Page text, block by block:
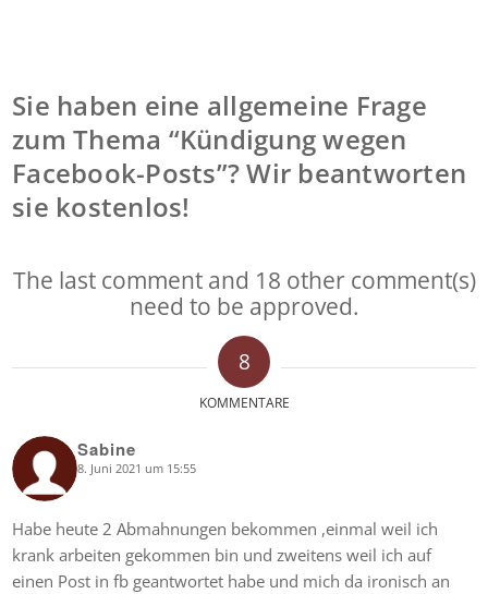
Sie haben eine allgemeine Frage
zum Thema “Kündigung wegen
Facebook-Posts”? Wir beantworten
sie kostenlos!
The last comment and 18 other comment(s)
need to be approved.
8
KOMMENTARE
Sabine
says: 8. Juni 2021 um 15:55
Habe heute 2 Abmahnungen bekommen ,einmal weil ich
krank arbeiten gekommen bin und zweitens weil ich auf
einen Post in fb geantwortet habe und mich da ironisch an